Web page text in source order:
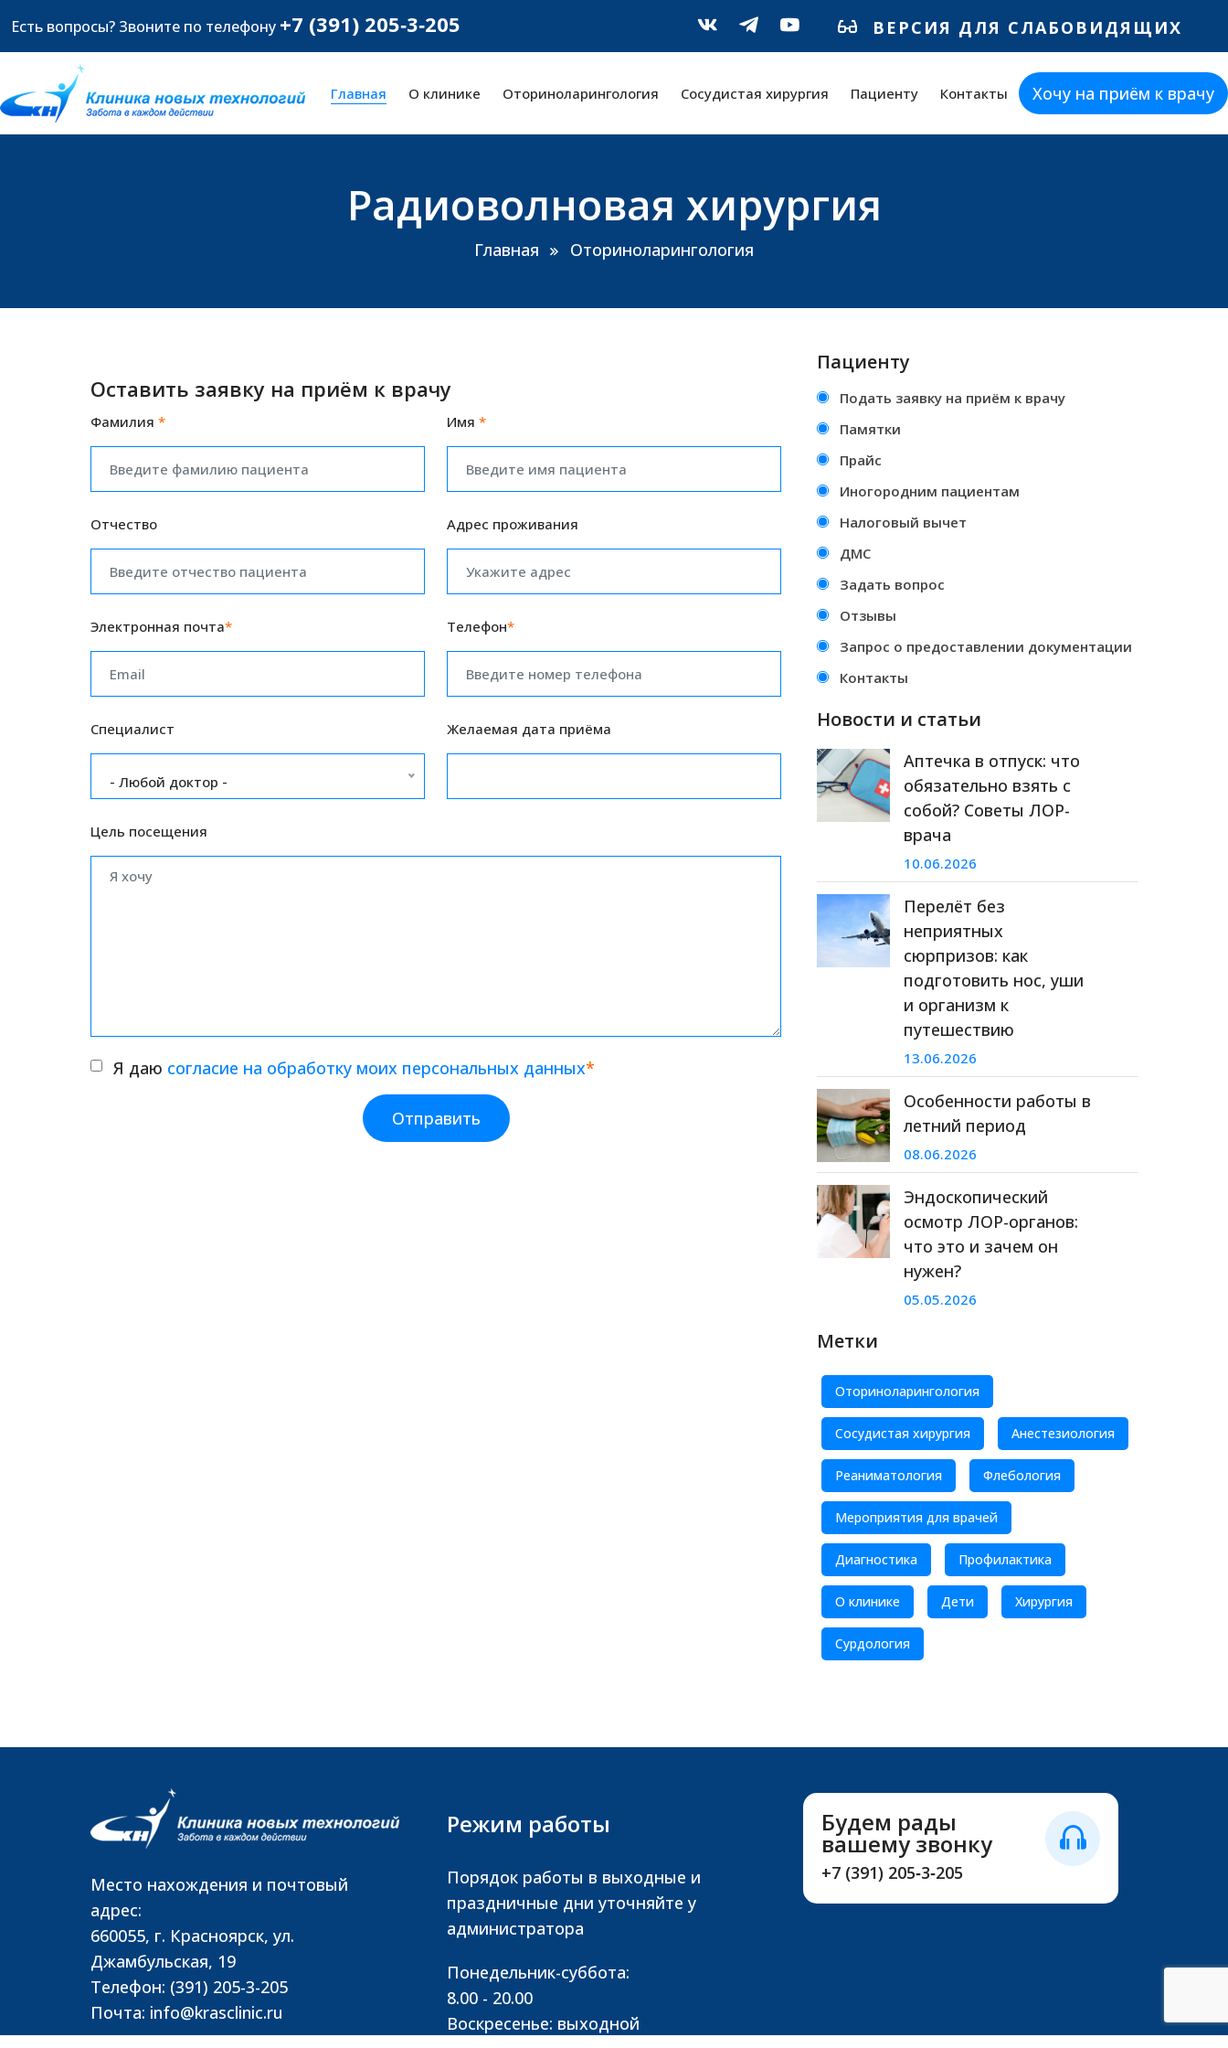
Есть вопросы? Звоните по телефону +7 (391) 205‑3‑205 ВЕРСИЯ ДЛЯ СЛАБОВИДЯЩИХ
Главная О клинике Оториноларингология Сосудистая хирургия Пациенту Контакты Хочу на приём к врачу
Радиоволновая хирургия
Главная Оториноларингология
Оставить заявку на приём к врачу
Фамилия * Имя *
Отчество Адрес проживания
Электронная почта* Телефон*
Специалист
- Любой доктор -
Желаемая дата приёма
Цель посещения
Я даю согласие на обработку моих персональных данных*
Отправить
Пациенту
Подать заявку на приём к врачу
Памятки
Прайс
Иногородним пациентам
Налоговый вычет
ДМС
Задать вопрос
Отзывы
Запрос о предоставлении документации
Контакты
Новости и статьи
Аптечка в отпуск: что
обязательно взять с
собой? Советы ЛОР-
врача
10.06.2026
Перелёт без
неприятных
сюрпризов: как
подготовить нос, уши
и организм к
путешествию
13.06.2026
Особенности работы в
летний период
08.06.2026
Эндоскопический
осмотр ЛОР-органов:
что это и зачем он
нужен?
05.05.2026
Метки
Оториноларингология
Сосудистая хирургия Анестезиология
Реаниматология Флебология
Мероприятия для врачей
Диагностика Профилактика
О клинике Дети Хирургия
Сурдология
Место нахождения и почтовый
адрес:
660055, г. Красноярск, ул.
Джамбульская, 19
Телефон: (391) 205-3-205
Почта: info@krasclinic.ru
Режим работы
Порядок работы в выходные и
праздничные дни уточняйте у
администратора
Понедельник-суббота:
8.00 - 20.00
Воскресенье: выходной
Будем рады
вашему звонку
+7 (391) 205‑3‑205